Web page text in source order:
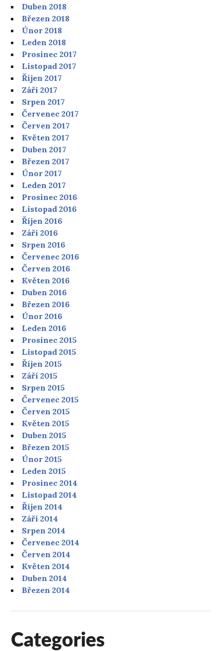
Duben 2018
Březen 2018
Únor 2018
Leden 2018
Prosinec 2017
Listopad 2017
Říjen 2017
Září 2017
Srpen 2017
Červenec 2017
Červen 2017
Květen 2017
Duben 2017
Březen 2017
Únor 2017
Leden 2017
Prosinec 2016
Listopad 2016
Říjen 2016
Září 2016
Srpen 2016
Červenec 2016
Červen 2016
Květen 2016
Duben 2016
Březen 2016
Únor 2016
Leden 2016
Prosinec 2015
Listopad 2015
Říjen 2015
Září 2015
Srpen 2015
Červenec 2015
Červen 2015
Květen 2015
Duben 2015
Březen 2015
Únor 2015
Leden 2015
Prosinec 2014
Listopad 2014
Říjen 2014
Září 2014
Srpen 2014
Červenec 2014
Červen 2014
Květen 2014
Duben 2014
Březen 2014
Categories